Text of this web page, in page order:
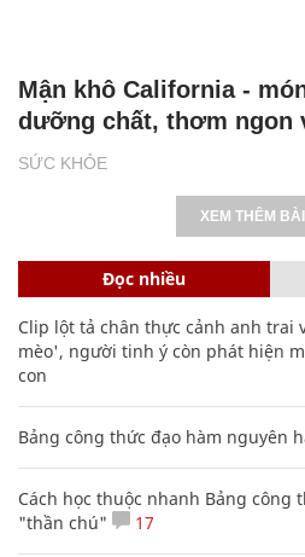
SỨC KHỎE
Mận khô California -
dưỡng chất, thơm ngon
XEM THÊM
Đọc nhiều
Clip lột tả chân thực cảnh anh trai
mèo', người tinh ý còn phát hiện
con
Bảng công thức đạo hàm nguyên
Cách học thuộc nhanh Bảng
"thần chú"
17